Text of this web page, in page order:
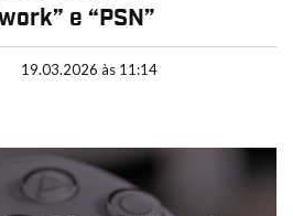
e “PSN”
19.03.2026 às 11:14